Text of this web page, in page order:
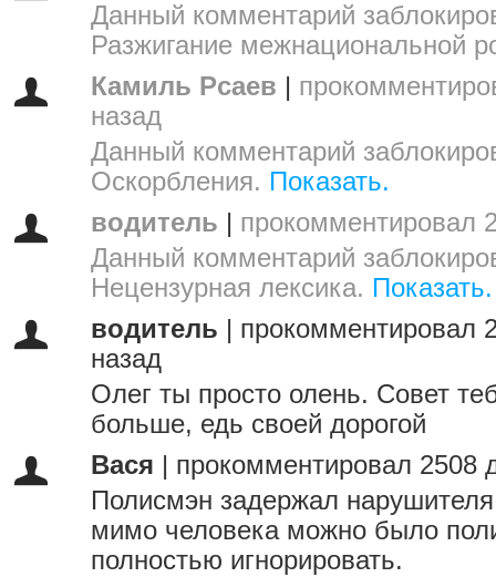
Данный комментарий
Разжигание межнациональной
Камиль Рсаев
назад
Данный комментарий
Оскорбления. Показать.
водитель
прокомментировал
Данный комментарий
Нецензурная лексика. Показать.
водитель
прокомментировал
назад
Олег ты просто олень. Совет
больше, едь своей дорогой
Вася
прокомментировал 2508
Полисмэн задержал нарушителя
мимо человека можно было
полностью игнорировать.